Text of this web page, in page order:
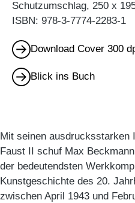
Schutzumschlag, 250 x
ISBN: 978-3-7774-2283-1
Download Cover 300
Blick ins Buch
Mit seinen ausdrucksstarken
Faust II schuf Max
der bedeutendsten
Kunstgeschichte des 20.
zwischen April 1943 und